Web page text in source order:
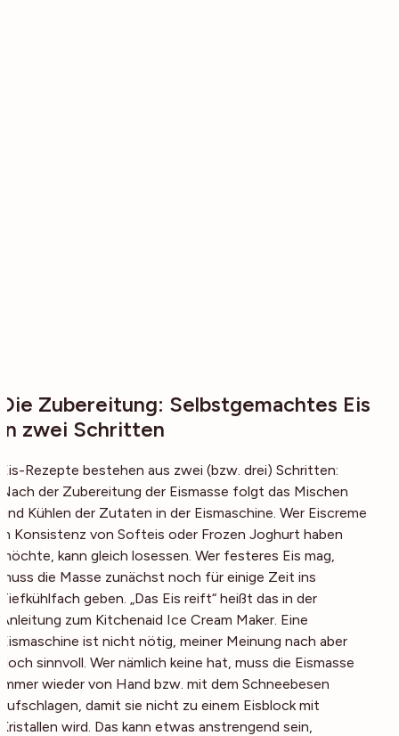
Die Zubereitung: Selbstgemachtes Eis
in zwei Schritten
Eis-Rezepte bestehen aus zwei (bzw. drei) Schritten:
Nach der Zubereitung der Eismasse folgt das Mischen
und Kühlen der Zutaten in der Eismaschine. Wer Eiscreme
in Konsistenz von Softeis oder Frozen Joghurt haben
möchte, kann gleich losessen. Wer festeres Eis mag,
muss die Masse zunächst noch für einige Zeit ins
Tiefkühlfach geben. „Das Eis reift“ heißt das in der
Anleitung zum Kitchenaid Ice Cream Maker. Eine
Eismaschine ist nicht nötig, meiner Meinung nach aber
doch sinnvoll. Wer nämlich keine hat, muss die Eismasse
immer wieder von Hand bzw. mit dem Schneebesen
aufschlagen, damit sie nicht zu einem Eisblock mit
Kristallen wird. Das kann etwas anstrengend sein,